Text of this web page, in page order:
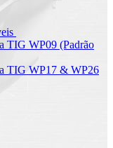
TIG WP09 (Padrão
TIG WP17 & WP26